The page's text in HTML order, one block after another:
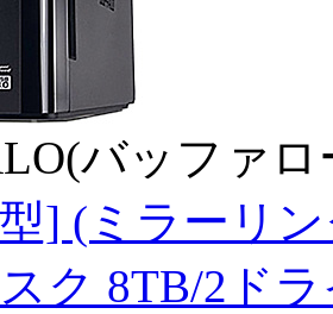
バッファロ
] (ミラーリ
ク 8TB/2ド